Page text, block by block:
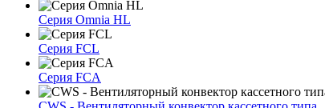
Серия Omnia HL
Серия FCL
Серия FCA